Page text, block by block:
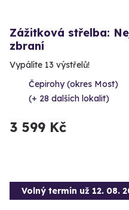
Zážitková střelba:
zbraní
Vypálíte 13 výstřelů!
Čepirohy (okres Most)
(+ 28 dalších lokalit)
3 599 Kč
Volný termín už 12. 08.